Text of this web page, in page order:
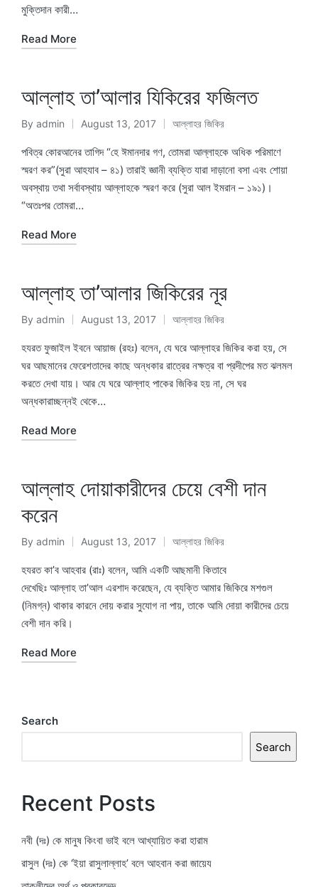
মুক্তিদান কারী…
Read More
আল্লাহ তা’আলার যিকিরের ফজিলত
Posted
by
By admin August 13, 2017
Posted
in
আল্লাহর জিকির
পবিত্র কোরআনের তাগিদ “হে ঈমানদার গণ, তোমরা আল্লাহকে অধিক পরিমাণে
স্মরণ কর”(সুরা আহযাব – ৪১) তারাই জ্ঞানী ব্যক্তি যারা দাড়ানো বসা এবং শোয়া
অবস্থায় তথা সর্বাবস্থায় আল্লাহকে স্মরণ করে (সুরা আল ইমরান – ১৯১)।
“অতঃপর তোমরা…
Read More
আল্লাহ তা’আলার জিকিরের নূর
Posted
by
By admin August 13, 2017
Posted
in
আল্লাহর জিকির
হযরত ফুজাইল ইবনে আয়াজ (রহঃ) বলেন, যে ঘরে আল্লাহর জিকির করা হয়, সে
ঘর আছমানের ফেরেশতাদের কাছে অন্ধকার রাত্রের নক্ষত্র বা প্রদীপের মত ঝলমল
করতে দেখা যায়। আর যে ঘরে আল্লাহ পাকের জিকির হয় না, সে ঘর
অন্ধকারাচ্ছন্নই থেকে…
Read More
আল্লাহ দোয়াকারীদের চেয়ে বেশী দান
করেন
Posted
by
By admin August 13, 2017
Posted
in
আল্লাহর জিকির
হযরত কা’ব আহবার (রাঃ) বলেন, আমি একটি আছমানী কিতাবে
দেখেছিঃ আল্লাহ তা’আল এরশাদ করেছেন, যে ব্যক্তি আমার জিকিরে মশগুল
(নিমগ্ন) থাকার কারনে দোয় করার সুযোগ না পায়, তাকে আমি দোয়া কারীদের চেয়ে
বেশী দান করি।
Read More
Search
Search
Recent Posts
নবী (দঃ) কে মানুষ কিংবা ভাই বলে আখ্যায়িত করা হারাম
রাসুল (দঃ) কে ‘ইয়া রাসুলাল্লাহ’ বলে আহবান করা জায়েয